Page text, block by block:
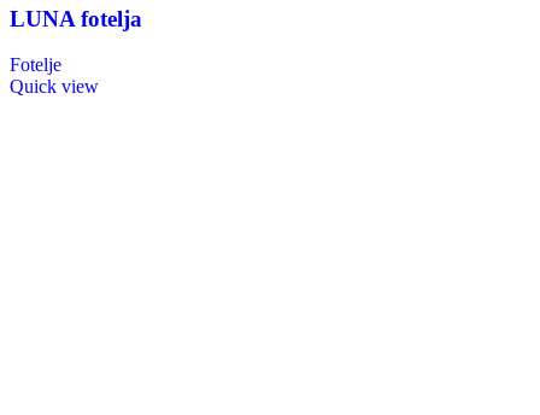
LUNA fotelja
Fotelje
Quick view